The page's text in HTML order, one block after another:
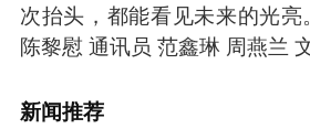
次抬头，都能看见未来的光亮
陈黎慰 通讯员 范鑫琳 周燕兰
新闻推荐